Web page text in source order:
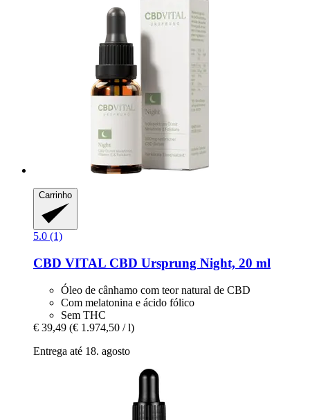
Carrinho
5.0 (1)
CBD VITAL CBD Ursprung Night, 20 ml
Óleo de cânhamo com teor natural de CBD
Com melatonina e ácido fólico
Sem THC
€ 39,49 (€ 1.974,50 / l)
Entrega até 18. agosto